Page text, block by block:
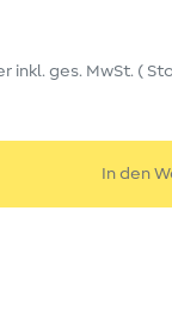
inkl. ges. MwSt. (
In den